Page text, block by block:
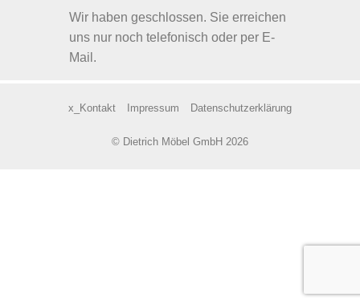
Wir haben geschlossen. Sie erreichen
uns nur noch telefonisch oder per E-
Mail.
x_Kontakt Impressum Datenschutzerklärung
© Dietrich Möbel GmbH 2026